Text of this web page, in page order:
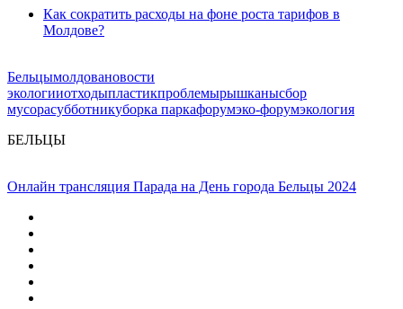
Как сократить расходы на фоне роста тарифов в
Молдове?
Бельцымолдовановости
экологииотходыпластикпроблемырышканысбор
мусорасубботникуборка паркафорумэко-форумэкология
БЕЛЬЦЫ
Онлайн трансляция Парада на День города Бельцы 2024